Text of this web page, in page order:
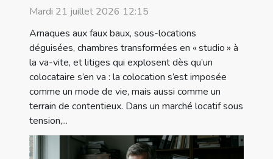
Mardi 21 juillet 2026 12:15
Arnaques aux faux baux, sous-locations
déguisées, chambres transformées en « studio » à
la va-vite, et litiges qui explosent dès qu’un
colocataire s’en va : la colocation s’est imposée
comme un mode de vie, mais aussi comme un
terrain de contentieux. Dans un marché locatif sous
tension,...